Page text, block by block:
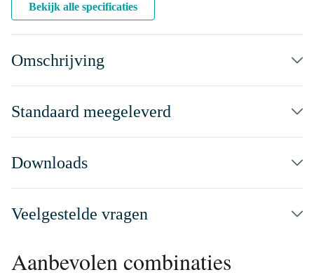
Bekijk alle specificaties
Omschrijving
Standaard meegeleverd
Downloads
Veelgestelde vragen
Aanbevolen combinaties